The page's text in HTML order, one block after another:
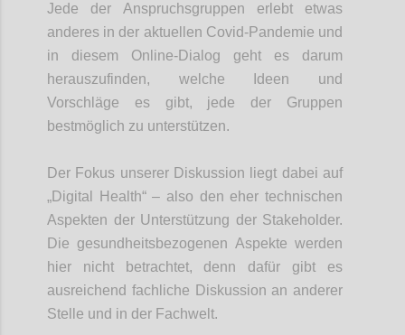
Jede der Anspruchsgruppen erlebt etwas
anderes in der aktuellen Covid -Pandemie und
in diesem Online-Dialog geht es darum
herauszufinden, welche Ideen und
Vorschläge es gibt, jede der Gruppen
bestmöglich zu unterstützen.
Der Fokus unserer Diskussion liegt dabei auf
„Digital Health“ – also den eher technischen
Aspekten der Unterstützung der Stakeholder.
Die gesundheitsbezogenen Aspekte werden
hier nicht betrachtet, denn dafür gibt es
ausreichend fachliche Diskussion an anderer
Stelle und in der Fachwelt.